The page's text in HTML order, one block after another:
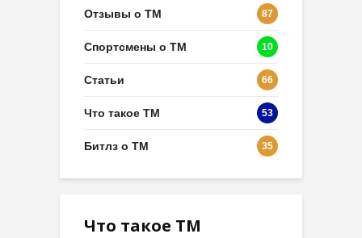
Отзывы о ТМ 87
Спортсмены о ТМ 10
Статьи 66
Что такое ТМ 53
Битлз о ТМ 35
Что такое ТМ